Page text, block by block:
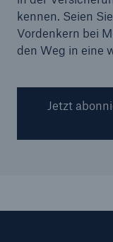
kennen. Seien
Vordenkern bei
den Weg in eine
Jetzt